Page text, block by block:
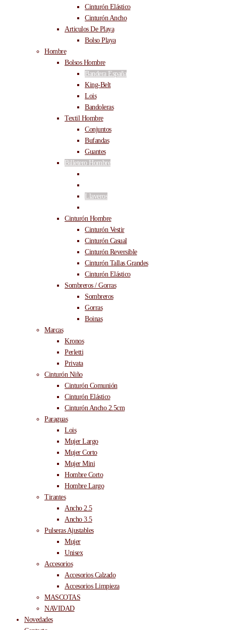
Cinturón Elástico
Cinturón Ancho
Articulos De Playa
Bolso Playa
Hombre
Bolsos Hombre
Bandera España
King-Belt
Lois
Bandoleras
Textil Hombre
Conjuntos
Bufandas
Guantes
Billetero Hombre
Llaveros
Cinturón Hombre
Cinturón Vestir
Cinturón Casual
Cinturón Reversible
Cinturón Tallas Grandes
Cinturón Elástico
Sombreros / Gorras
Sombreros
Gorras
Boinas
Marcas
Kronos
Perletti
Privata
Cinturón Niño
Cinturón Comunión
Cinturón Elástico
Cinturón Ancho 2.5cm
Paraguas
Lois
Mujer Largo
Mujer Corto
Mujer Mini
Hombre Corto
Hombre Largo
Tirantes
Ancho 2.5
Ancho 3.5
Pulseras Ajustables
Mujer
Unisex
Accesorios
Accesorios Calzado
Accesorios Limpieza
MASCOTAS
NAVIDAD
Novedades